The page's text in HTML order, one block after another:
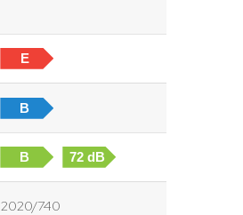
E
B
B 72 dB
2020/740